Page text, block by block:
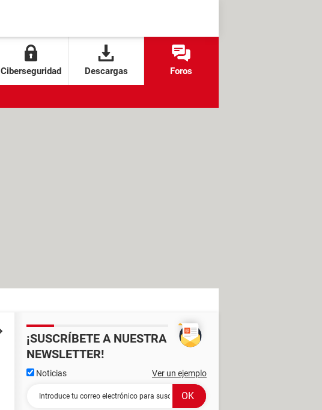
Ciberseguridad Descargas Foros
¡SUSCRÍBETE A NUESTRA
NEWSLETTER!
Noticias Ver un ejemplo